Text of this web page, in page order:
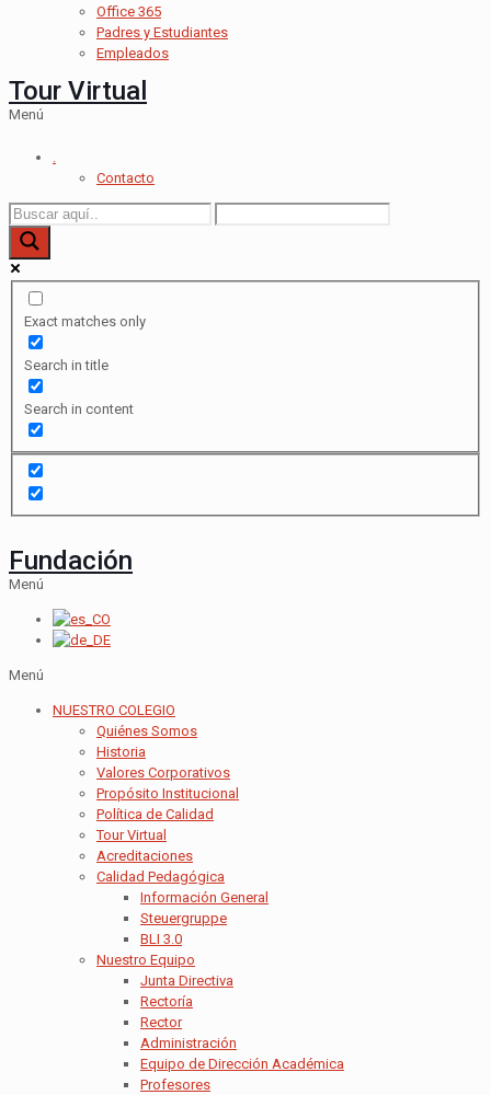
Office 365
Padres y Estudiantes
Empleados
Tour Virtual
Menú
.
Contacto
Exact matches only
Search in title
Search in content
Fundación
Menú
Menú
NUESTRO COLEGIO
Quiénes Somos
Historia
Valores Corporativos
Propósito Institucional
Política de Calidad
Tour Virtual
Acreditaciones
Calidad Pedagógica
Información General
Steuergruppe
BLI 3.0
Nuestro Equipo
Junta Directiva
Rectoría
Rector
Administración
Equipo de Dirección Académica
Profesores